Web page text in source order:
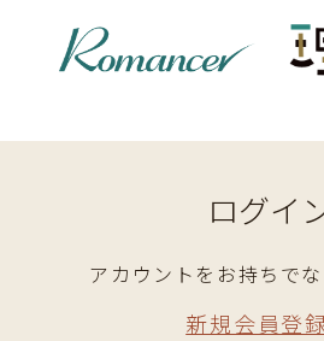
ログイ
アカウントをお持ちで
新規会員登